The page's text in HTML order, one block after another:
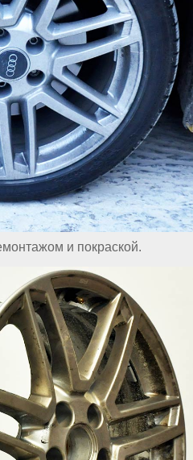
и покраской.